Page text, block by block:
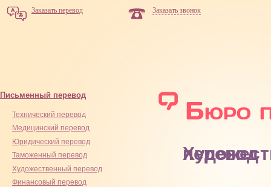
Заказать перевод Заказать звонок
Письменный перевод
Технический перевод
Медицинский перевод
Юридический перевод
Таможенный перевод
Художественный перевод
Финансовый перевод
Художественный перевод